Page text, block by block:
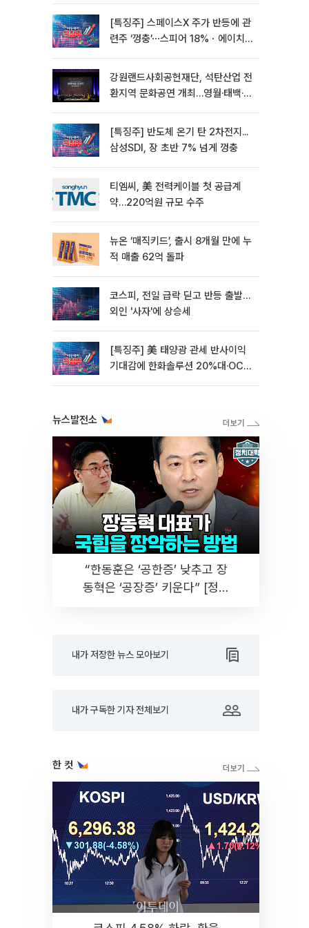
[특징주] 스페이스X 주가 반등에 관
련주 ‘껑충’⋯스피어 18%ㆍ에이치
강원랜드사회공헌재단, 석탄산업 전
환지역 문화공연 개최…영월·태백·삼
[특징주] 반도체 온기 탄 2차전지...
삼성SDI, 장 초반 7% 넘게 껑충
티엠씨, 美 전력케이블 첫 공급계
약…220억원 규모 수주
뉴온 ‘매직키드’, 출시 8개월 만에 누
적 매출 62억 돌파
코스피, 전일 급락 딛고 반등 출발…
외인 '사자'에 상승세
[특징주] 美 태양광 관세 반사이익
기대감에 한화솔루션 20%대·OCI
뉴스발전소
“한동훈은 ‘공한증’ 낮추고 장
동혁은 ‘공장증’ 키운다” [정치
내가 저장한 뉴스 모아보기
내가 구독한 기자 전체보기
한 컷